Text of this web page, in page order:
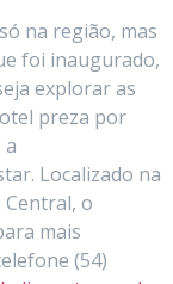
na região, mas
foi inaugurado,
explorar as
preza por
a
Localizado na
Central, o
mais
(54)